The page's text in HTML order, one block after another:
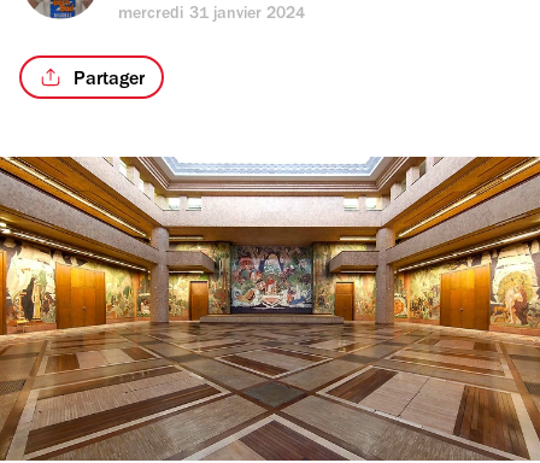
mercredi 31 janvier 2024
Partager